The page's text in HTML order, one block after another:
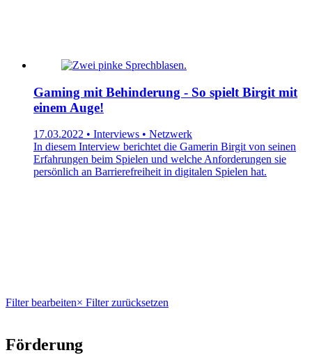
Gaming mit Behinderung - So spielt Birgit mit
einem Auge!
17.03.2022 • Interviews • Netzwerk
In diesem Interview berichtet die Gamerin Birgit von seinen
Erfahrungen beim Spielen und welche Anforderungen sie
persönlich an Barrierefreiheit in digitalen Spielen hat.
Filter bearbeiten× Filter zurücksetzen
Förderung